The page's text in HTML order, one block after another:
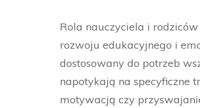
Rola nauczyciela i
rozwoju edukacyjnego i
dostosowany do potrzeb
napotykają na specyficzne
motywacją czy